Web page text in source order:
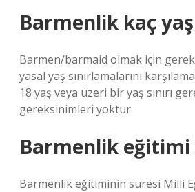
Barmenlik kaç
Barmen/barmaid olmak için
yasal yaş sınırlamalarını
18 yaş veya üzeri bir yaş sınırı
gereksinimleri yoktur.
Barmenlik eğitimi
Barmenlik eğitiminin süresi Milli